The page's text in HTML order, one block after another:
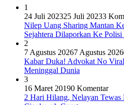
1
24 Juli 202325 Juli 20233
Nilep Uang Sharing Mantan
Sejahtera Dilaporkan Ke
2
7 Agustus 20267 Agustus 2026
Kabar Duka! Advokat No
Meninggal Dunia
3
16 Maret 20190 Komentar
2 Hari Hilang, Nelayan Tewas